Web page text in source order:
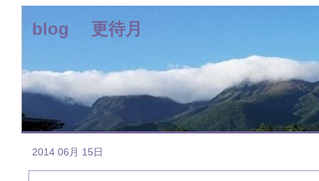
blog 更待月
2014 06月 15日